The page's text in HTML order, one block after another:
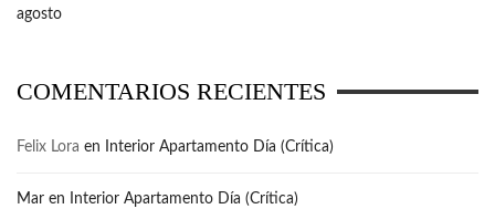
agosto
COMENTARIOS RECIENTES
Felix Lora en Interior Apartamento Día (Crítica)
Mar en Interior Apartamento Día (Crítica)